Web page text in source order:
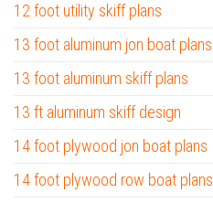
12 foot utility skiff plans
13 foot aluminum jon boat plans
13 foot aluminum skiff plans
13 ft aluminum skiff design
14 foot plywood jon boat plans
14 foot plywood row boat plans